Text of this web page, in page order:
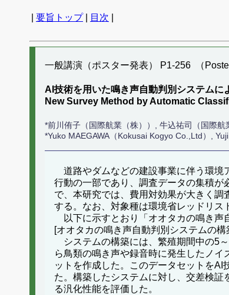
要旨トップ| 目次
一般講演（ポスター発表） P1-256 （
AI技術を用いた鳴き声自動判別システムに
New Survey Method by Automatic
*前川侑子（国際航業（株））, 牛込祐司（国際
*Yuko MAEGAWA（Kokusai Kogyo Co.,Ltd）,
道路やダムなどの建設事業に伴う環境
行動の一部であり、調査データの集積が
で、本研究では、費用対効果が大きく
する。なお、対象種は環境省レッドリス
以下に示すとおり「オオタカの鳴き声
[オオタカの鳴き声自動判別システムの構
システムの構築には、繁殖期間中の5
ら鳥類の鳴き声や録音時に発生したノ
ットを作成した。このデータセットを
た。構築したシステムに対し、交差検
る汎化性能を評価した。